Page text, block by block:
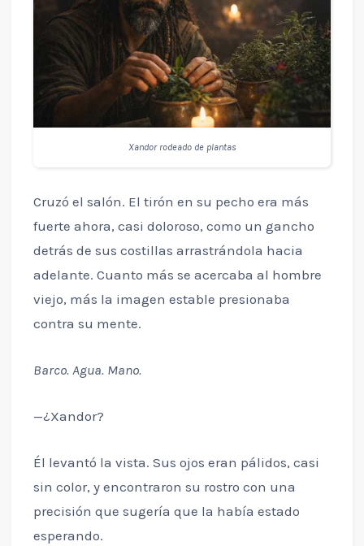
Xandor rodeado de plantas
Cruzó el salón. El tirón en su pecho era más
fuerte ahora, casi doloroso, como un gancho
detrás de sus costillas arrastrándola hacia
adelante. Cuanto más se acercaba al hombre
viejo, más la imagen estable presionaba
contra su mente.
Barco. Agua. Mano.
—¿Xandor?
Él levantó la vista. Sus ojos eran pálidos, casi
sin color, y encontraron su rostro con una
precisión que sugería que la había estado
esperando.